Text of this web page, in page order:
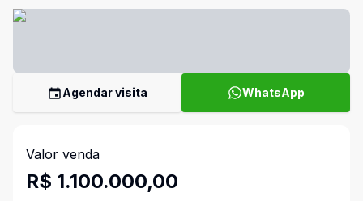
Agendar visita WhatsApp
Valor venda
R$ 1.100.000,00